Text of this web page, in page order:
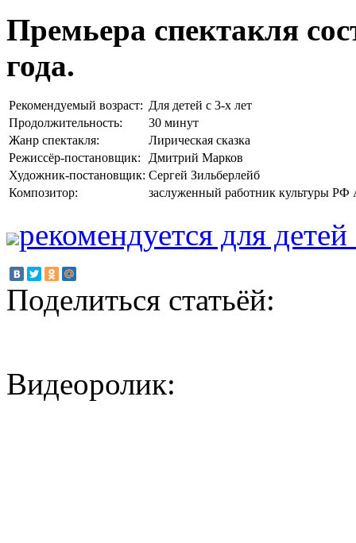
Премьера спектакля
года.
Рекомендуемый возраст: Для детей с 3-х лет
Продолжительность:
30 минут
Жанр спектакля:
Лирическая сказка
Режиссёр-постановщик:
Дмитрий Марков
Художник-постановщик: Сергей Зильберлейб
Композитор:
заслуженный работник культуры РФ
рекомендуется для
Поделиться статьёй:
Видеоролик: